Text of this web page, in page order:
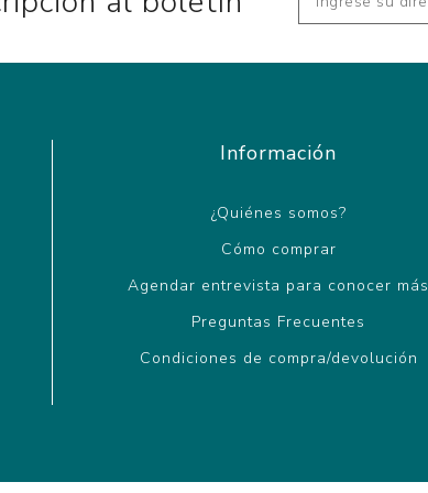
Información
¿Quiénes somos?
Cómo comprar
Agendar entrevista para conocer más
Preguntas Frecuentes
Condiciones de compra/devolución